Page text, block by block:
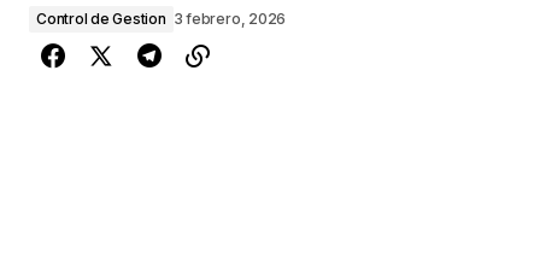
Control de Gestion 3 febrero, 2026